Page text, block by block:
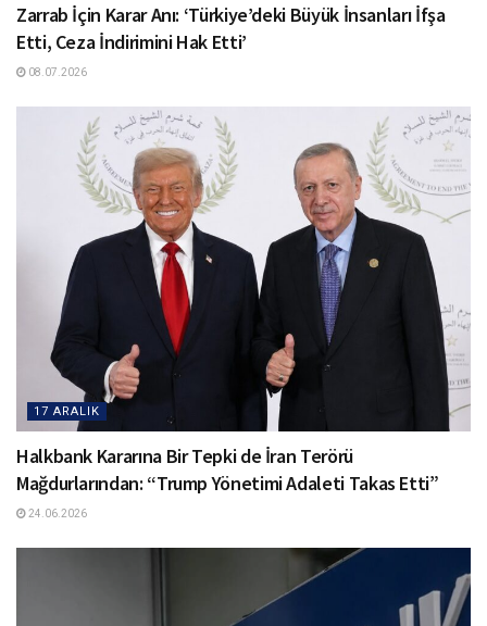
Zarrab İçin Karar Anı: ‘Türkiye’deki Büyük İnsanları İfşa
Etti, Ceza İndirimini Hak Etti’
08.07.2026
17 ARALIK
Halkbank Kararına Bir Tepki de İran Terörü
Mağdurlarından: “Trump Yönetimi Adaleti Takas Etti”
24.06.2026